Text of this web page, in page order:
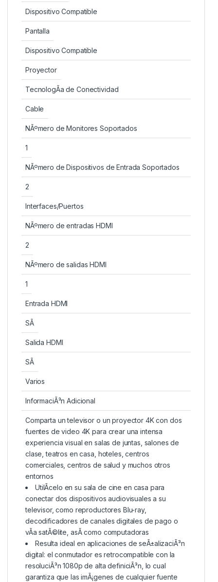
Dispositivo Compatible
Pantalla
Dispositivo Compatible
Proyector
TecnologÃ­a de Conectividad
Cable
NÃºmero de Monitores Soportados
1
NÃºmero de Dispositivos de Entrada Soportados
2
Interfaces/Puertos
NÃºmero de entradas HDMI
2
NÃºmero de salidas HDMI
1
Entrada HDMI
SÃ­
Salida HDMI
SÃ­
Varios
InformaciÃ³n Adicional
Comparta un televisor o un proyector 4K con dos
fuentes de video 4K para crear una intensa
experiencia visual en salas de juntas, salones de
clase, teatros en casa, hoteles, centros
comerciales, centros de salud y muchos otros
entornos
UtilÃ­celo en su sala de cine en casa para
conectar dos dispositivos audiovisuales a su
televisor, como reproductores Blu-ray,
decodificadores de canales digitales de pago o
vÃ­a satÃ©lite, asÃ­ como computadoras
Resulta ideal en aplicaciones de seÃ±alizaciÃ³n
digital: el conmutador es retrocompatible con la
resoluciÃ³n 1080p de alta definiciÃ³n, lo cual
garantiza que las imÃ¡genes de cualquier fuente